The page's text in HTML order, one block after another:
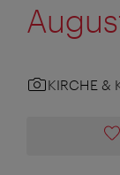
KIRCHE &